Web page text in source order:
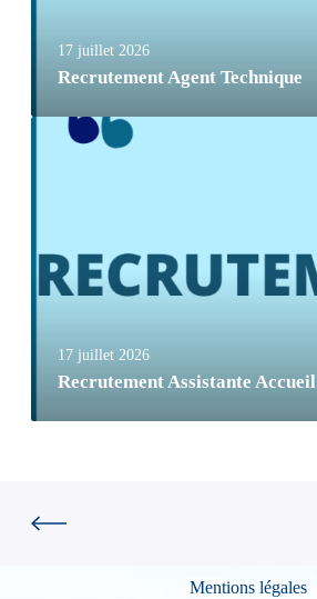
17 juillet 2026
Recrutement Agent Technique
17 juillet 2026
Recrutement Assistante Accueil
Mentions légales